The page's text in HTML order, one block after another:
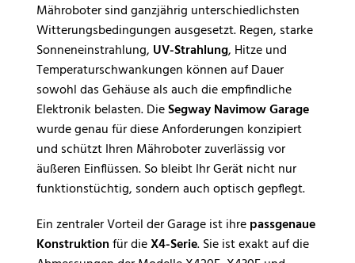
Mähroboter sind ganzjährig unterschiedlichsten
Witterungsbedingungen ausgesetzt. Regen, starke
Sonneneinstrahlung, UV-Strahlung, Hitze und
Temperaturschwankungen können auf Dauer
sowohl das Gehäuse als auch die empfindliche
Elektronik belasten. DieSegway Navimow Garage
wurde genau für diese Anforderungen konzipiert
und schützt Ihren Mähroboter zuverlässig vor
äußeren Einflüssen. So bleibt Ihr Gerät nicht nur
funktionstüchtig, sondern auch optisch gepflegt.
Ein zentraler Vorteil der Garage ist ihrepassgenaue
Konstruktionfür dieX4-Serie. Sie ist exakt auf die